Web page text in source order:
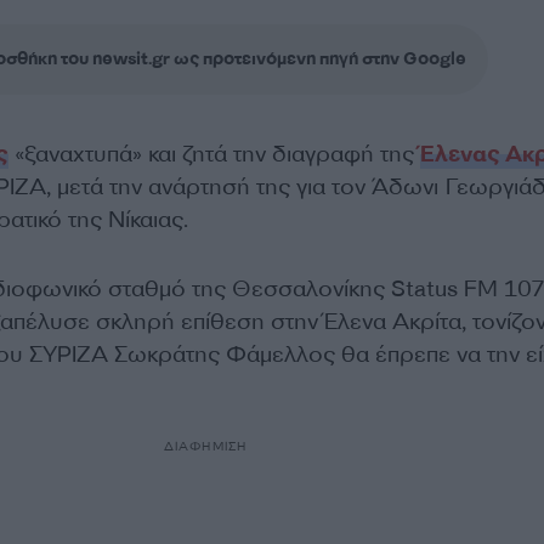
του newsit.gr ως προτεινόμενη πηγή στην Google
«ξαναχτυπά» και ζητά την διαγραφή τηςΈλενας
μετά την ανάρτησή της για τον Άδωνι
της Νίκαιας.
σταθμό της Θεσσαλονίκης Status FM
σκληρή επίθεση στην Έλενα Ακρίτα,
ΣΥΡΙΖΑ Σωκράτης Φάμελλος θα έπρεπε να την
ΔΙΑΦΗΜΙΣΗ